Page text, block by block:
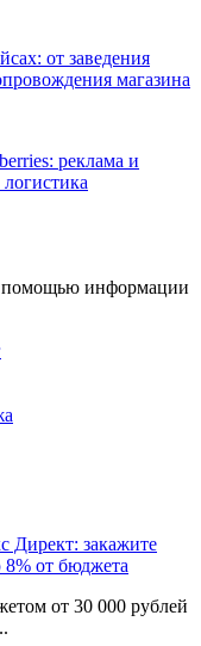
от заведения
магазина
реклама и
помощью информации
Директ: закажите
8% от бюджета
от 30 000 рублей